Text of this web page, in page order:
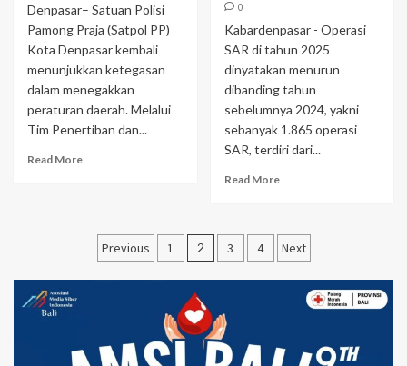
Denpasar– Satuan Polisi
Pamong Praja (Satpol PP)
Kota Denpasar kembali
menunjukkan ketegasan
dalam menegakkan
peraturan daerah. Melalui
Tim Penertiban dan...
Read More
0
Kabardenpasar - Operasi
SAR di tahun 2025
dinyatakan menurun
dibanding tahun
sebelumnya 2024, yakni
sebanyak 1.865 operasi
SAR, terdiri dari...
Read More
Navigasi
pos
Previous 1 2 3 4 Next